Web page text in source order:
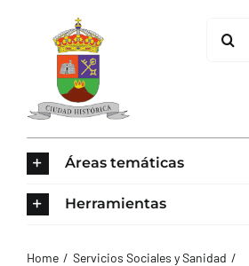
contenido
Buscar:
Áreas temáticas
Herramientas
Home
Servicios Sociales y Sanidad